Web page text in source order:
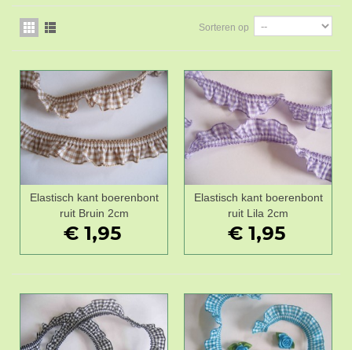
Sorteren op
Elastisch kant boerenbont
ruit Bruin 2cm
€ 1,95
Elastisch kant boerenbont
ruit Lila 2cm
€ 1,95